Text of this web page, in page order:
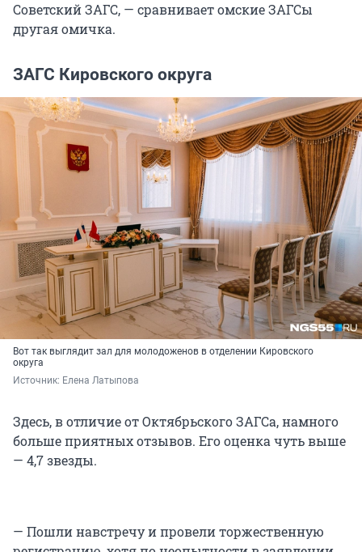
Советский ЗАГС, — сравнивает омские ЗАГСы
другая омичка.
ЗАГС Кировского округа
Вот так выглядит зал для молодоженов в отделении Кировского
округа
Источник: Елена Латыпова
Здесь, в отличие от Октябрьского ЗАГСа, намного
больше приятных отзывов. Его оценка чуть выше
— 4,7 звезды.
— Пошли навстречу и провели торжественную